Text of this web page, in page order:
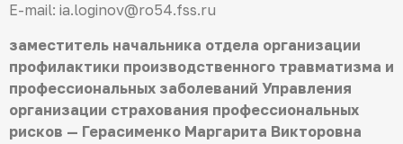
E-mail: ia.loginov@ro54.fss.ru
заместитель начальника отдела организации
профилактики производственного травматизма и
профессиональных заболеваний Управления
организации страхования профессиональных
рисков — Герасименко Маргарита Викторовна